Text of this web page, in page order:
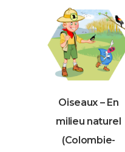
Oiseaux – En
milieu naturel
(Colombie-